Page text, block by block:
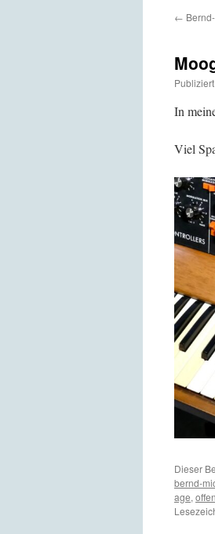
←
In
Viel
Dieser
bernd-
age,